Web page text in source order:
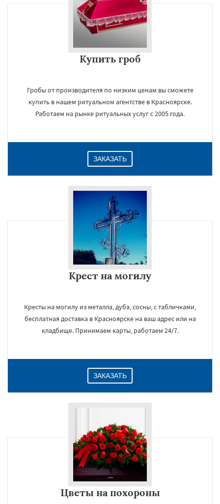
Купить гроб
Гробы от производителя по низким ценам вы сможете
купить в нашем ритуальном агентстве в Красноярске.
Работаем на рынке ритуальных услуг с 2005 года.
ЗАКАЗАТЬ
Крест на могилу
Кресты на могилу из металла, дуба, сосны, с табличками,
бесплатная доставка в Красноярске на ваш адрес или на
кладбище. Принимаем карты, работаем 24/7.
ЗАКАЗАТЬ
Цветы на похороны